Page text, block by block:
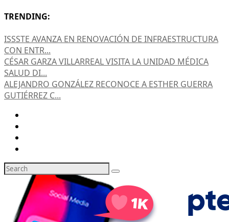
TRENDING:
ISSSTE AVANZA EN RENOVACIÓN DE INFRAESTRUCTURA
CON ENTR...
CÉSAR GARZA VILLARREAL VISITA LA UNIDAD MÉDICA
SALUD DI...
ALEJANDRO GONZÁLEZ RECONOCE A ESTHER GUERRA
GUTIÉRREZ C...